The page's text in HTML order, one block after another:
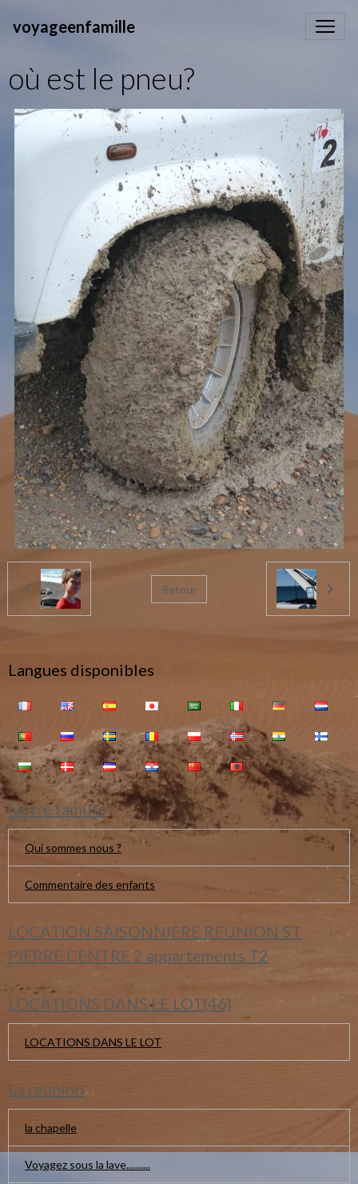
voyageenfamille
où est le pneu?
Retour
Langues disponibles
Notre famille
Qui sommes nous ?
Commentaire des enfants
LOCATION SAISONNIERE REUNION ST
PIERRE CENTRE 2 appartements T2
LOCATIONS DANS LE LOT(46)
LOCATIONS DANS LE LOT
La réunion
la chapelle
Voyagez sous la lave..........